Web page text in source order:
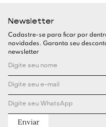
Newsletter
Cadastre-se para ficar por
novidades. Garanta seu
newsletter
Enviar